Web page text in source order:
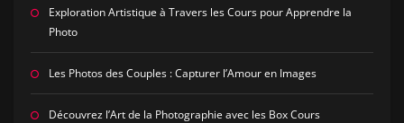
Exploration Artistique à Travers les Cours pour Apprendre la
Photo
Les Photos des Couples : Capturer l’Amour en Images
Découvrez l’Art de la Photographie avec les Box Cours